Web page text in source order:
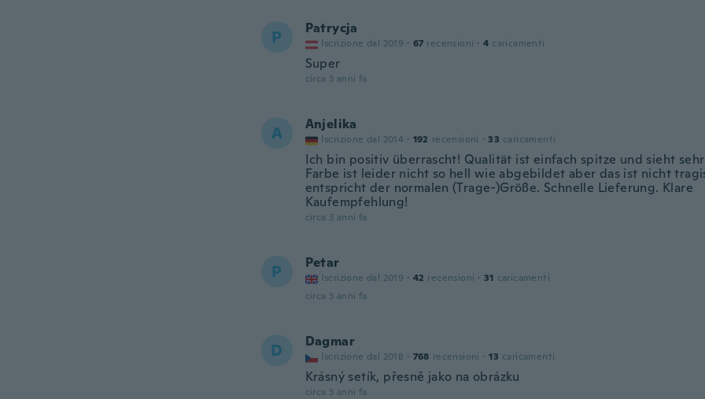
P Patrycja
Iscrizione dal 2019 · 67 recensioni · 4 caricamenti
Super
circa 3 anni fa
A Anjelika
Iscrizione dal 2014 · 192 recensioni · 33 caricamenti
Ich bin positiv überrascht! Qualität ist einfach spitze und sieht
Farbe ist leider nicht so hell wie abgebildet aber das ist nicht
entspricht der normalen (Trage-)Größe. Schnelle Lieferung. Klare
Kaufempfehlung!
circa 3 anni fa
P Petar
Iscrizione dal 2019 · 42 recensioni · 31 caricamenti
circa 3 anni fa
D Dagmar
Iscrizione dal 2018 · 768 recensioni · 13 caricamenti
Krásný setík, přesně jako na obrázku
circa 3 anni fa